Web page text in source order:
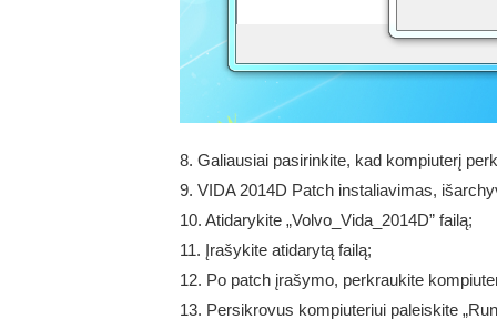
8. Galiausiai pasirinkite, kad kompiuterį
9. VIDA 2014D Patch instaliavimas,
10. Atidarykite „Volvo_Vida_2014D” failą;
11. Įrašykite atidarytą failą;
12. Po patch įrašymo, perkraukite
13. Persikrovus kompiuteriui paleiskite